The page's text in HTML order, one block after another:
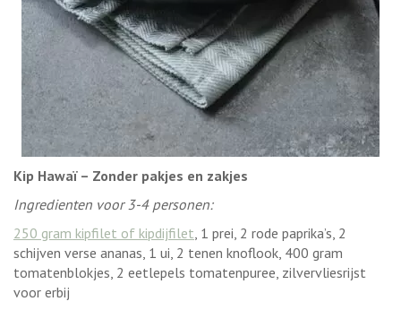
Kip Hawaï – Zonder pakjes en zakjes
Ingredienten voor 3-4 personen:
250 gram kipfilet of kipdijfilet , 1 prei, 2 rode paprika’s, 2
schijven verse ananas, 1 ui, 2 tenen knoflook, 400 gram
tomatenblokjes, 2 eetlepels tomatenpuree, zilvervliesrijst
voor erbij